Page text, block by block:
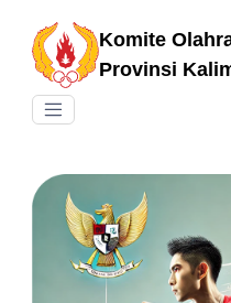
Komite
Provinsi